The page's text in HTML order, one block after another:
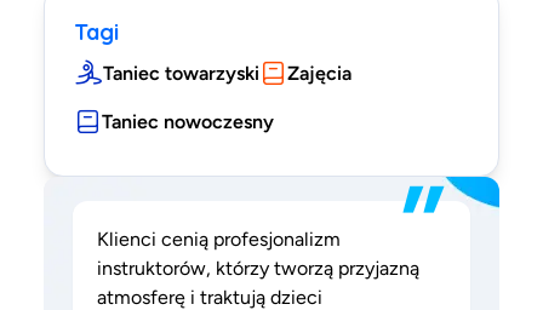
Tagi
Taniec towarzyski Zajęcia
Taniec nowoczesny
”
Klienci cenią profesjonalizm
instruktorów, którzy tworzą przyjazną
atmosferę i traktują dzieci